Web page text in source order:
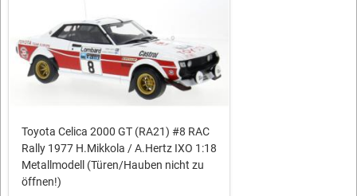
Toyota Celica 2000 GT (RA21) #8 RAC
Rally 1977 H.Mikkola / A.Hertz IXO 1:18
Metallmodell (Türen/Hauben nicht zu
öffnen!)